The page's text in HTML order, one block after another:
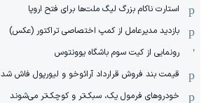
استارت ناکام بزرگ لیگ ملت‌ها برای فتح اروپا
بازدید مدیرعامل از کمپ اختصاصی تراکتور (عکس)
رونمایی از کیت سوم باشگاه یوونتوس
قیمت بند فروش قرارداد آرائوخو و لیورپول فاش شد
خودروهای فرمول یک، سبک‌تر و کوچک‌تر می‌شوند